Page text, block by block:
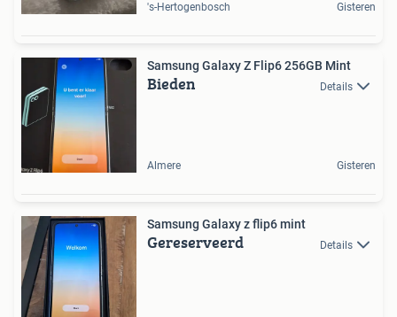
's-Hertogenbosch Gisteren
Samsung Galaxy Z Flip6 256GB Mint
Bieden Details
Almere Gisteren
Samsung Galaxy z flip6 mint
Gereserveerd Details